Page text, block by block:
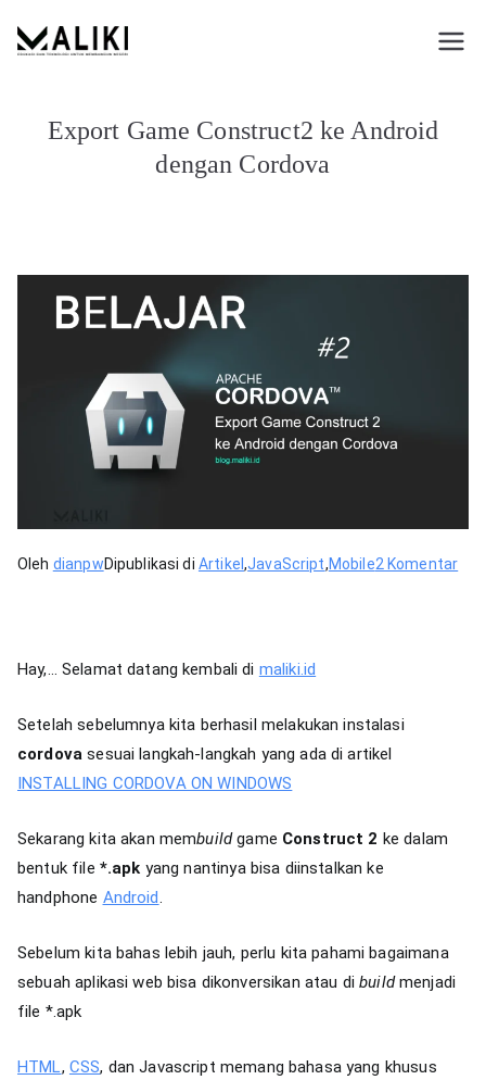
MALIKI EDULOGI
NUSANTARA
Export Game Construct2 ke Android
dengan Cordova
Oleh dianpwDipublikasi di Artikel ,JavaScript,Mobile2 Komentar
Hay,… Selamat datang kembali di maliki.id
Setelah sebelumnya kita berhasil melakukan instalasi
cordovasesuai langkah-langkah yang ada di artikel
INSTALLING CORDOVA ON WINDOWS
Sekarang kita akan membuildgame Construct 2 ke dalam
bentuk file *.apk yang nantinya bisa diinstalkan ke
handphone Android.
Sebelum kita bahas lebih jauh, perlu kita pahami bagaimana
sebuah aplikasi web bisa dikonversikan atau dibuildmenjadi
file *.apk
HTML, CSS, dan Javascript memang bahasa yang khusus